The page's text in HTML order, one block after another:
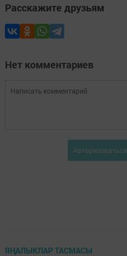
Расскажите друзьям
Нет комментариев
Авторизоваться
ЯҢАЛЫКЛАР ТАСМАСЫ